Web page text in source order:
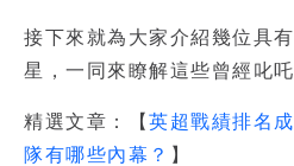
接下來就為大家介紹幾位具
星，一同來瞭解這些曾經叱
精選文章：【 英超戰績排名
隊有哪些內幕？ 】